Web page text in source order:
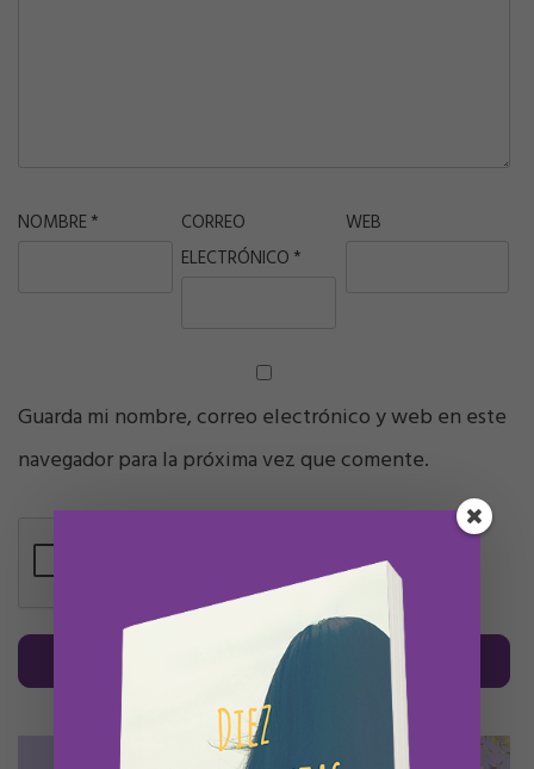
NOMBRE*
CORREO
ELECTRÓNICO *
WEB
Guarda mi nombre, correo electrónico y web en este
navegador para la próxima vez que comente.